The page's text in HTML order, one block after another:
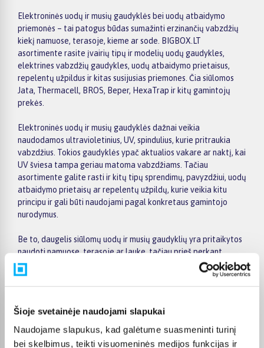
Šioje svetainėje naudojami slapukai
Naudojame slapukus, kad galėtume suasmeninti turinį
bei skelbimus, teikti visuomeninės medijos funkcijas ir
Elektroninės uodų ir musių gaudyklės bei uodų atbaidymo
priemonės – tai patogus būdas sumažinti erzinančių vabzdžių
kiekį namuose, terasoje, kieme ar sode. BIGBOX.LT
asortimente rasite įvairių tipų ir modelių uodų gaudykles,
elektrines vabzdžių gaudykles, uodų atbaidymo prietaisus,
repelentų užpildus ir kitas susijusias priemones. Čia siūlomos
Jata, Thermacell, BROS, Beper, HexaTrap ir kitų gamintojų
prekės.
Elektroninės uodų ir musių gaudyklės dažnai veikia
naudodamos ultravioletinius, UV, spindulius, kurie pritraukia
vabzdžius. Tokios gaudyklės ypač aktualios vakare ar naktį, kai
UV šviesa tampa geriau matoma vabzdžiams. Tačiau
asortimente galite rasti ir kitų tipų sprendimų, pavyzdžiui, uodų
atbaidymo prietaisų ar repelentų užpildų, kurie veikia kitu
principu ir gali būti naudojami pagal konkretaus gamintojo
nurodymus.
Be to, daugelis siūlomų uodų ir musių gaudyklių yra pritaikytos
naudoti namuose, terasoje ar lauke, tačiau prieš perkant
svarbu patikrinti konkretaus modelio paskirtį. Vieni įrenginiai
skirti naudoti tik patalpose, kiti gali būti tinkami lauko erdvėms.
Jei namuose yra vaikų ar gyvūnų, verta atkreipti dėmesį į
apsaugines groteles, montavimo vietą ir naudojimo sąlygas.
Elektroninės gaudyklės yra lengvai prižiūrimos ir valdomos.